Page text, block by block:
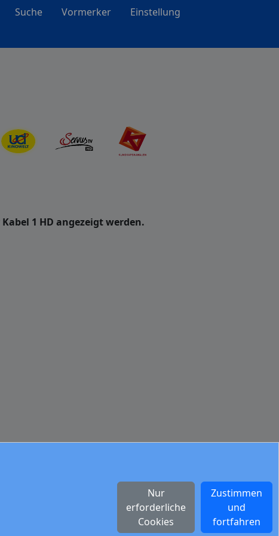
Suche Vormerker
Einstellung
Zustimmen
und
fortfahren
Nur
erforderliche
Cookies
1 HD angezeigt werden.